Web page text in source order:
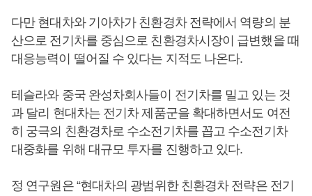
다만 현대차와 기아차가 친환경차 전략에서 역량의 분
산으로 전기차를 중심으로 친환경차시장이 급변했을 때
대응능력이 떨어질 수 있다는 지적도 나온다.
테슬라와 중국 완성차회사들이 전기차를 밀고 있는 것
과 달리 현대차는 전기차 제품군을 확대하면서도 여전
히 궁극의 친환경차로 수소전기차를 꼽고 수소전기차
대중화를 위해 대규모 투자를 진행하고 있다.
정 연구원은 “현대차의 광범위한 친환경차 전략은 전기